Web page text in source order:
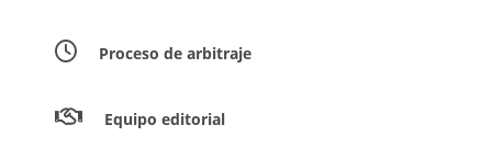
Proceso de arbitraje
Equipo editorial